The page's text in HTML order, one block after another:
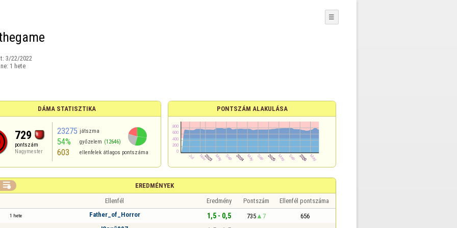
3/22/2022
1 hete
☰
DÁMA STATISZTIKA
729
pontszám
Nagymester
23275 játszma
54% győzelem (12646)
603 ellenfelek átlagos pontszáma
PONTSZÁM ALAKULÁSA
EREDMÉNYEK

Ellenfél Eredmény Pontszám Ellenfél pontszáma
1 hete Father_of_Нorror 1,5 - 0,5 735 7 656